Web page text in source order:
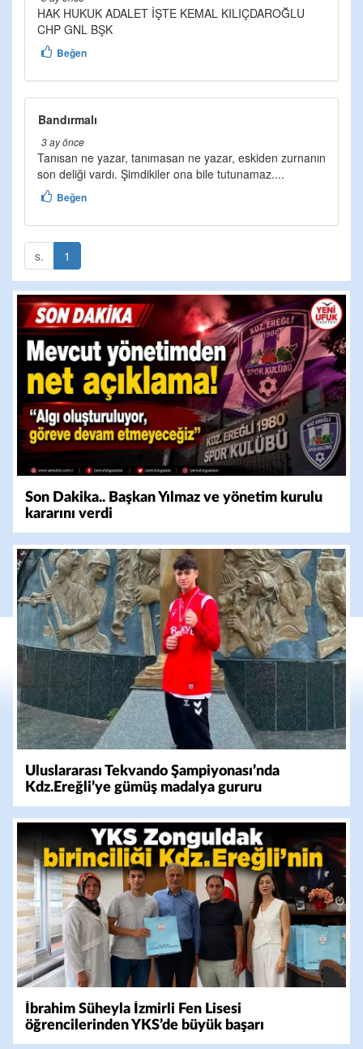
HAK HUKUK ADALET İŞTE KEMAL KILIÇDAROĞLU
CHP GNL BŞK
Beğen
Bandırmalı
3 ay önce
Tanısan ne yazar, tanımasan ne yazar, eskiden zurnanın
son deliği vardı. Şimdikiler ona bile tutunamaz....
Beğen
s. 1
Son Dakika.. Başkan Yılmaz ve yönetim kurulu
kararını verdi
Uluslararası Tekvando Şampiyonası’nda
Kdz.Ereğli’ye gümüş madalya gururu
İbrahim Süheyla İzmirli Fen Lisesi
öğrencilerinden YKS’de büyük başarı